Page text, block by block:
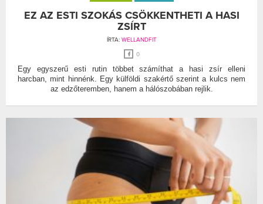
EZ AZ ESTI SZOKÁS CSÖKKENTHETI A HASI
ZSÍRT
ÍRTA: WELLANDFIT
0
Egy egyszerű esti rutin többet számíthat a hasi zsír elleni
harcban, mint hinnénk. Egy külföldi szakértő szerint a kulcs nem
az edzőteremben, hanem a hálószobában rejlik.